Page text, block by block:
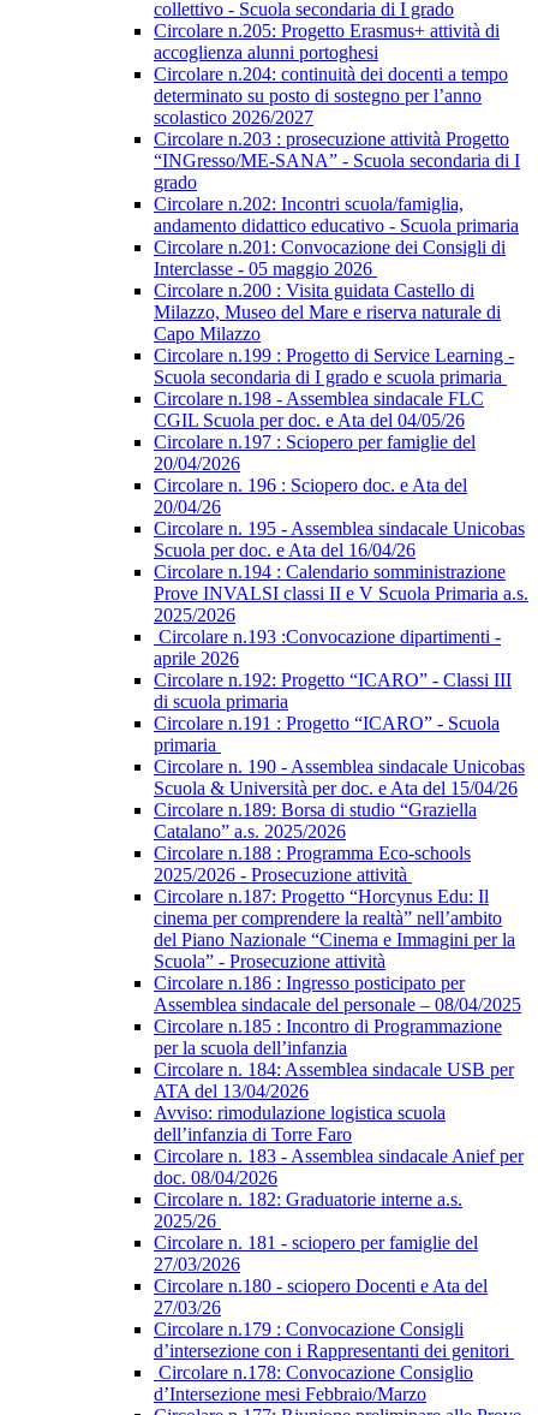
collettivo - Scuola secondaria di I grado
Circolare n.205: Progetto Erasmus+ attività di
accoglienza alunni portoghesi
Circolare n.204: continuità dei docenti a tempo
determinato su posto di sostegno per l’anno
scolastico 2026/2027
Circolare n.203 : prosecuzione attività Progetto
“INGresso/ME-SANA” - Scuola secondaria di I
grado
Circolare n.202: Incontri scuola/famiglia,
andamento didattico educativo - Scuola primaria
Circolare n.201: Convocazione dei Consigli di
Interclasse - 05 maggio 2026
Circolare n.200 : Visita guidata Castello di
Milazzo, Museo del Mare e riserva naturale di
Capo Milazzo
Circolare n.199 : Progetto di Service Learning -
Scuola secondaria di I grado e scuola primaria
Circolare n.198 - Assemblea sindacale FLC
CGIL Scuola per doc. e Ata del 04/05/26
Circolare n.197 : Sciopero per famiglie del
20/04/2026
Circolare n. 196 : Sciopero doc. e Ata del
20/04/26
Circolare n. 195 - Assemblea sindacale Unicobas
Scuola per doc. e Ata del 16/04/26
Circolare n.194 : Calendario somministrazione
Prove INVALSI classi II e V Scuola Primaria a.s.
2025/2026
Circolare n.193 :Convocazione dipartimenti -
aprile 2026
Circolare n.192: Progetto “ICARO” - Classi III
di scuola primaria
Circolare n.191 : Progetto “ICARO” - Scuola
primaria
Circolare n. 190 - Assemblea sindacale Unicobas
Scuola & Università per doc. e Ata del 15/04/26
Circolare n.189: Borsa di studio “Graziella
Catalano” a.s. 2025/2026
Circolare n.188 : Programma Eco-schools
2025/2026 - Prosecuzione attività
Circolare n.187: Progetto “Horcynus Edu: Il
cinema per comprendere la realtà” nell’ambito
del Piano Nazionale “Cinema e Immagini per la
Scuola” - Prosecuzione attività
Circolare n.186 : Ingresso posticipato per
Assemblea sindacale del personale – 08/04/2025
Circolare n.185 : Incontro di Programmazione
per la scuola dell’infanzia
Circolare n. 184: Assemblea sindacale USB per
ATA del 13/04/2026
Avviso: rimodulazione logistica scuola
dell’infanzia di Torre Faro
Circolare n. 183 - Assemblea sindacale Anief per
doc. 08/04/2026
Circolare n. 182: Graduatorie interne a.s.
2025/26
Circolare n. 181 - sciopero per famiglie del
27/03/2026
Circolare n.180 - sciopero Docenti e Ata del
27/03/26
Circolare n.179 : Convocazione Consigli
d’intersezione con i Rappresentanti dei genitori
Circolare n.178: Convocazione Consiglio
d’Intersezione mesi Febbraio/Marzo